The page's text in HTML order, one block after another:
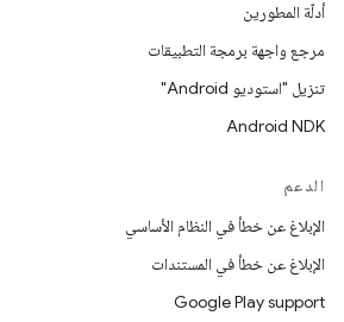
أدلّة المطورين
مرجع واجهة برمجة التطبيقات
تنزيل "استوديو Android"
Android NDK
الدعم
الإبلاغ عن خطأ في النظام الأساسي
الإبلاغ عن خطأ في المستندات
Google Play support